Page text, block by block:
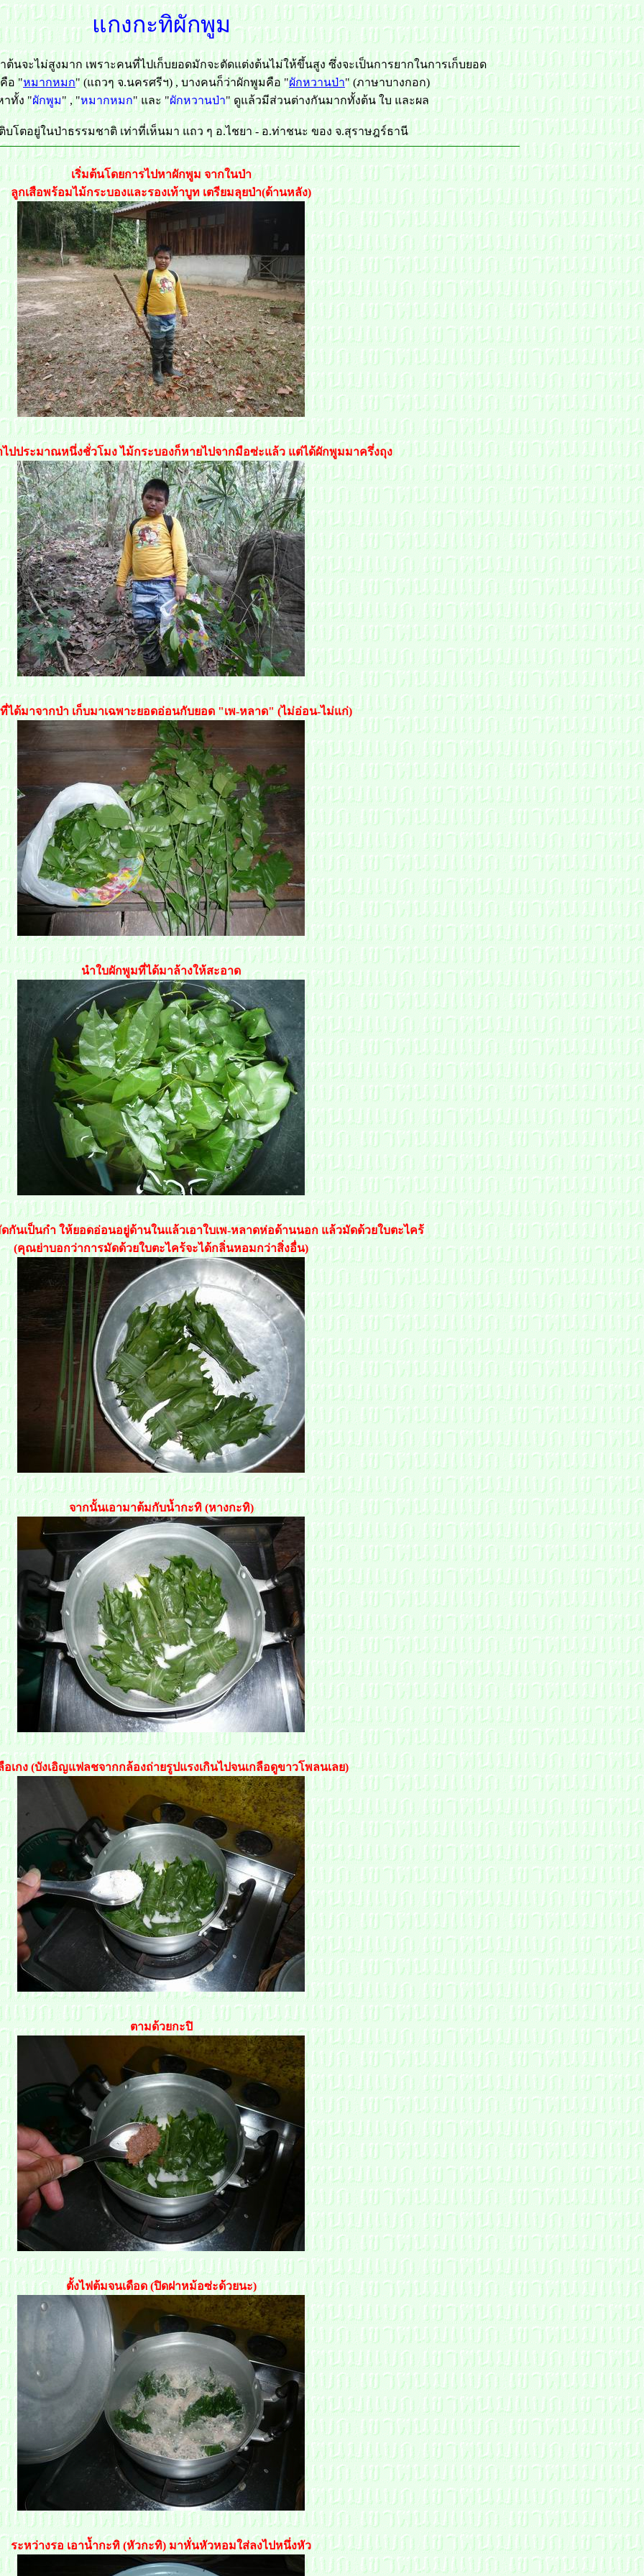
แกงกะทิผักพูม
นจะไม่สูงมาก เพราะคนที่ไปเก็บยอดมักจะตัดแต่งต้นไม่ให้ขึ้นสูง ซึ่งจะเป็นการยากในการเก็บยอด
อ "หมากหมก" (แถวๆ จ.นครศรีฯ) , บางคนก็ว่าผักพูมคือ "ผักหวานป่า" (ภาษาบางกอก)
าทั้ง "ผักพูม" , "หมากหมก" และ "ผักหวานป่า" ดูแล้วมีส่วนต่างกันมากทั้งต้น ใบ และผล
โตอยู่ในป่าธรรมชาติ เท่าที่เห็นมา แถว ๆ อ.ไชยา - อ.ท่าชนะ ของ จ.สุราษฎร์ธานี
เริ่มต้นโดยการไปหาผักพูม จากในป่า
ลูกเสือพร้อมไม้กระบองและรองเท้าบูท เตรียมลุยป่า(ด้านหลัง)
ไปประมาณหนึ่งชั่วโมง ไม้กระบองก็หายไปจากมือซ่ะแล้ว แต่ได้ผักพูมมาครึ่งถุง
ได้มาจากป่า เก็บมาเฉพาะยอดอ่อนกับยอด "เพ-หลาด" (ไม่อ่อน-ไม่แก่)
นำใบผักพูมที่ได้มาล้างให้สะอาด
ดกันเป็นกำ ให้ยอดอ่อนอยู่ด้านในแล้วเอาใบเพ-หลาดห่อด้านนอก แล้วมัดด้วยใบตะไคร้
(คุณย่าบอกว่าการมัดด้วยใบตะไคร้จะได้กลิ่นหอมกว่าสิ่งอื่น)
จากนั้นเอามาต้มกับน้ำกะทิ (หางกะทิ)
อเกง (บังเอิญแฟลชจากกล้องถ่ายรูปแรงเกินไปจนเกลือดูขาวโพลนเลย)
ตามด้วยกะปิ
ตั้งไฟต้มจนเดือด (ปิดฝาหม้อซ่ะด้วยนะ)
ระหว่างรอ เอาน้ำกะทิ (หัวกะทิ) มาหั่นหัวหอมใส่ลงไปหนึ่งหัว